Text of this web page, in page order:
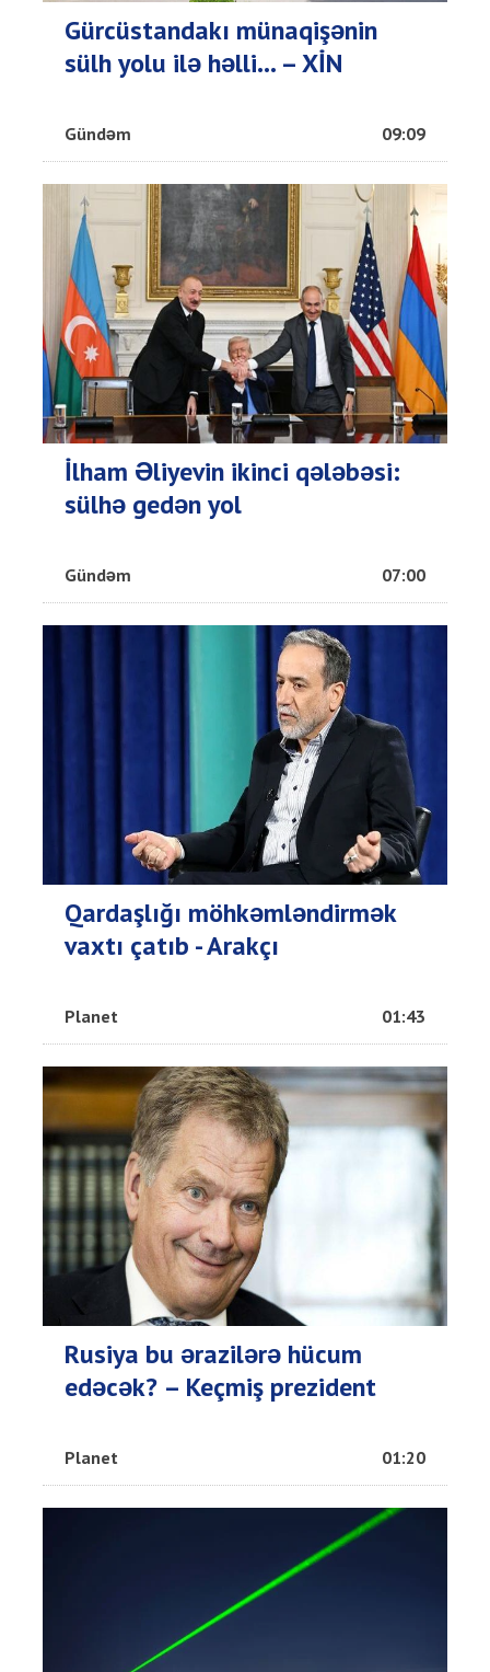
Gürcüstandakı münaqişənin
sülh yolu ilə həlli... – XİN
Gündəm 09:09
İlham Əliyevin ikinci qələbəsi:
sülhə gedən yol
Gündəm 07:00
Qardaşlığı möhkəmləndirmək
vaxtı çatıb - Arakçı
Planet 01:43
Rusiya bu ərazilərə hücum
edəcək? – Keçmiş prezident
Planet 01:20